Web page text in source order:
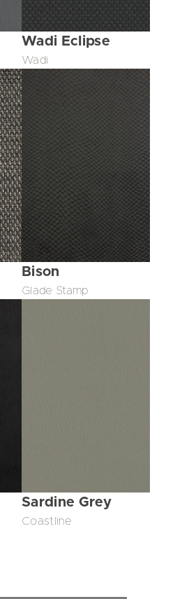
Wadi Eclipse
Wadi
Bison
Glade Stamp
Sardine Grey
Coastline